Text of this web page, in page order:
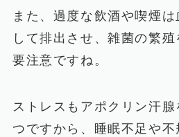
また、過度な飲酒や喫煙
して排出させ、雑菌の繁
要注意ですね。
ストレスもアポクリン汗
つですから、睡眠不足や